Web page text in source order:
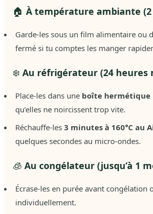
🏠 À température ambiante
Garde-les sous un film alimentaire ou
fermé si tu comptes les manger
❄️ Au réfrigérateur (24 heures
Place-les dans une boîte hermétique
qu’elles ne noircissent trop vite.
Réchauffe-les 3 minutes à 160°C au
quelques secondes au micro-ondes.
🧊 Au congélateur (jusqu’à 1
Écrase-les en purée avant congélation
individuellement.